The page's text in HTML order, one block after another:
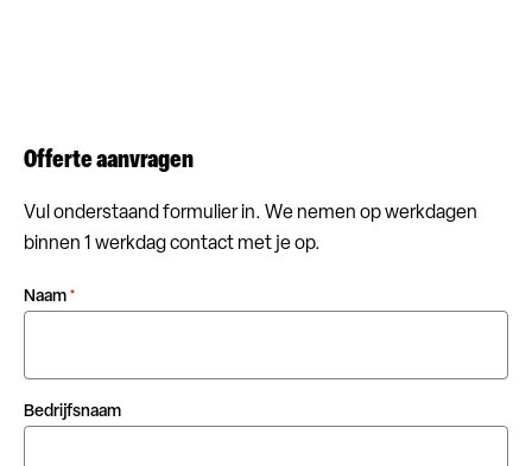
Offerte aanvragen
Vul onderstaand formulier in. We nemen op werkdagen
binnen 1 werkdag contact met je op.
Naam *
Bedrijfsnaam